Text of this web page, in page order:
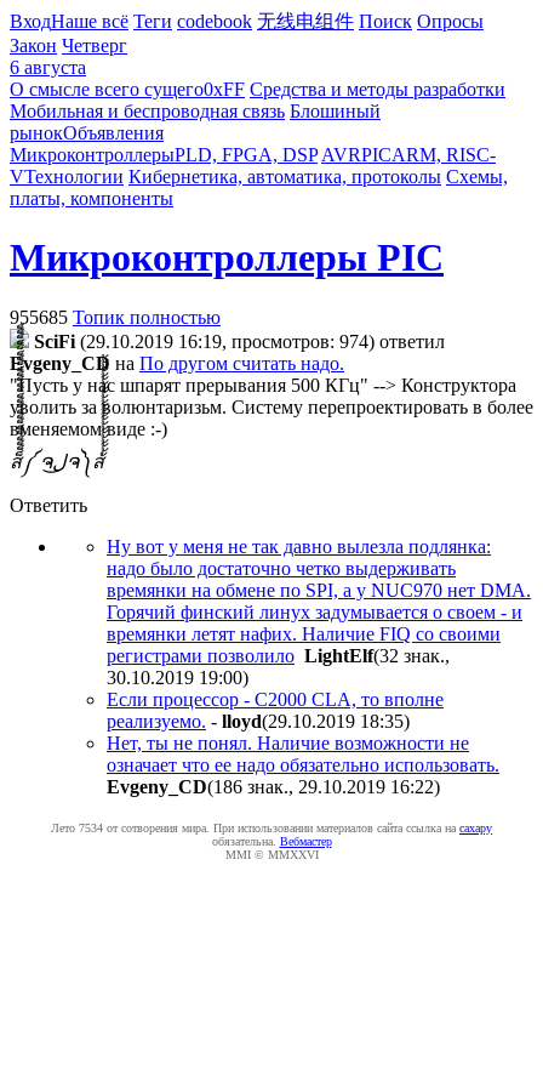
ВходНаше всё Теги codebook 无线电组件 Поиск Опросы
Закон Четверг
6 августа
О смысле всего сущего0xFF Средства и методы разработки
Мобильная и беспроводная связь Блошиный
рынокОбъявления
МикроконтроллерыPLD, FPGA, DSP AVRPICARM, RISC-
VТехнологии Кибернетика, автоматика, протоколы Схемы,
платы, компоненты
Микроконтроллеры PIC
955685 Топик полностью
SciFi (29.10.2019 16:19, просмотров: 974) ответил
Evgeny_CD на По другом считать надо.
"Пусть у нас шпарят прерывания 500 КГц" --> Конструктора
уволить за волюнтаризьм. Систему перепроектировать в более
вменяемом виде :-)
ส็็็็็็็็็็็็็็็็็็็็็็็็็༼ ຈل͜ຈ༽ส้้้้้้้้้้้้้้้้้้้้้้้
Ответить
Ну вот у меня не так давно вылезла подлянка:
надо было достаточно четко выдерживать
времянки на обмене по SPI, а у NUC970 нет DMA.
Горячий финский линух задумывается о своем - и
времянки летят нафих. Наличие FIQ со своими
регистрами позволило LightElf(32 знак.,
30.10.2019 19:00)
Если процессор - C2000 CLA, то вполне
реализуемо. - lloyd(29.10.2019 18:35)
Нет, ты не понял. Наличие возможности не
означает что ее надо обязательно использовать.
Evgeny_CD(186 знак., 29.10.2019 16:22)
Лето 7534 от сотворения мира. При использовании материалов сайта ссылка на caxapу
обязательна. Вебмастер
MMI © MMXXVI